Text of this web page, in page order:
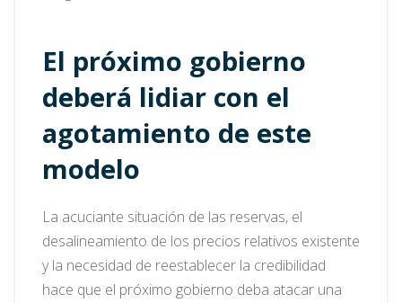
El próximo gobierno
deberá lidiar con el
agotamiento de este
modelo
La acuciante situación de las reservas, el
desalineamiento de los precios relativos existente
y la necesidad de reestablecer la credibilidad
hace que el próximo gobierno deba atacar una